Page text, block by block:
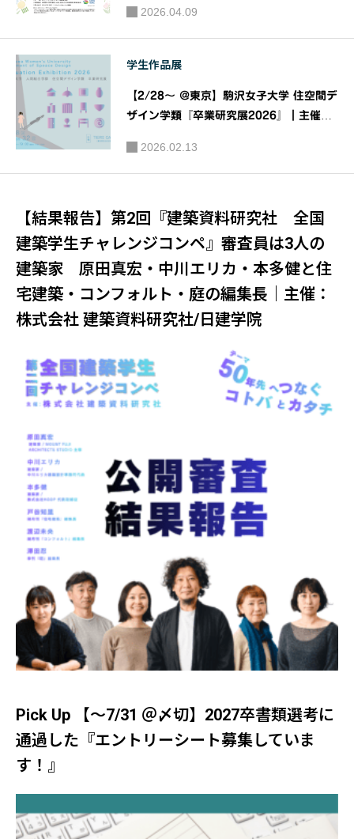
hama～ ストリートファニチャー優秀作品
体験展 「見て！触れて！楽しんで！」｜
主催：ストリートファニチャーコンペ運営
2026.04.09
学生作品展
【2/28〜 @東京】駒沢女子大学 住空間デ
ザイン学類『卒業研究展2026』｜主催：
ン学類
2026.02.13
【結果報告】第2回『建築資料研究社 全国
建築学生チャレンジコンペ』審査員は3人の
建築家 原田真宏・中川エリカ・本多健と住
宅建築・コンフォルト・庭の編集長｜主催：
株式会社 建築資料研究社/日建学院
Pick Up 【～7/31 ＠〆切】2027卒書類選考に
通過した『エントリーシート募集していま
す！』